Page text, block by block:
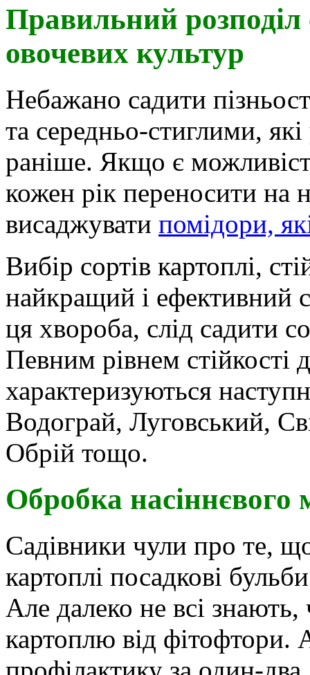
Правильний розподіл
овочевих культур
Небажано садити
та середньо-стиглими,
раніше. Якщо є
кожен рік переносити на
висаджувати помідори,
Вибір сортів картоплі,
найкращий і ефективний
ця хвороба, слід садити
Певним рівнем стійкості
характеризуються
Водограй, Луговський,
Обрій тощо.
Обробка насіннєвого
Садівники чули про те,
картоплі посадкові
Але далеко не всі
картоплю від фітофтори.